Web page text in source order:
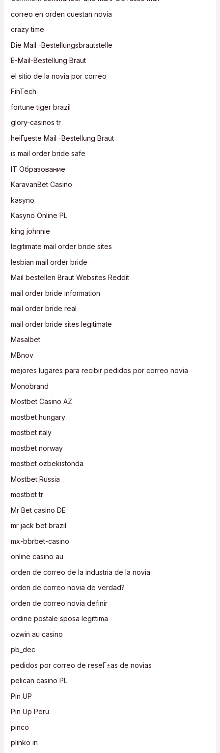
correo en orden cuestan novia
crazy time
Die Mail -Bestellungsbrautstelle
E-Mail-Bestellung Braut
el sitio de la novia por correo
FinTech
fortune tiger brazil
glory-casinos tr
heiГџeste Mail -Bestellung Braut
is mail order bride safe
IT Образование
KaravanBet Casino
kasyno
Kasyno Online PL
king johnnie
legitimate mail order bride sites
lesbian mail order bride
Mail bestellen Braut Websites Reddit
mail order bride information
mail order bride real
mail order bride sites legitimate
Masalbet
MBnov
mejores lugares para recibir pedidos por correo novia
Monobrand
Mostbet Casino AZ
mostbet hungary
mostbet italy
mostbet norway
mostbet ozbekistonda
Mostbet Russia
mostbet tr
Mr Bet casino DE
mr jack bet brazil
mx-bbrbet-casino
online casino au
orden de correo de la industria de la novia
orden de correo novia de verdad?
orden de correo novia definir
ordine postale sposa legittima
ozwin au casino
pb_dec
pedidos por correo de reseГ±as de novias
pelican casino PL
Pin UP
Pin Up Peru
pinco
plinko in